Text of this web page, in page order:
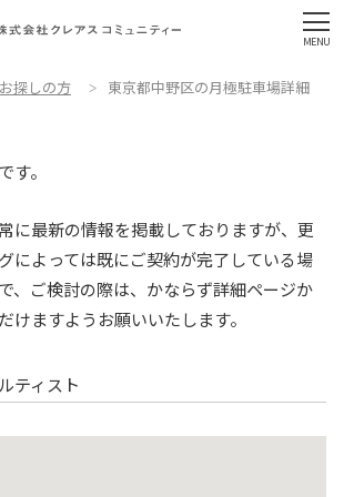
探しの方 東京都中野区の月極駐車場詳細
す。
に最新の情報を掲載しておりますが、更
によっては既にご契約が完了している場
、ご検討の際は、かならず詳細ページか
けますようお願いいたします。
ティスト